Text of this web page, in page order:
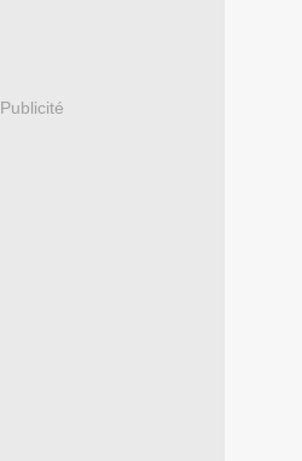
Publicité